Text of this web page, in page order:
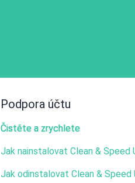
Podpora účtu
Čistěte a zrychlete
Jak nainstalovat Clean & Speed
Jak odinstalovat Clean & Speed